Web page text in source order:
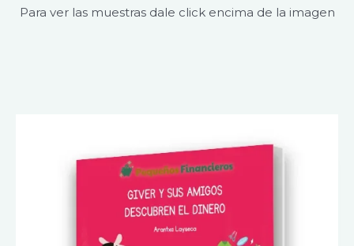
Para ver las muestras dale click encima de la imagen